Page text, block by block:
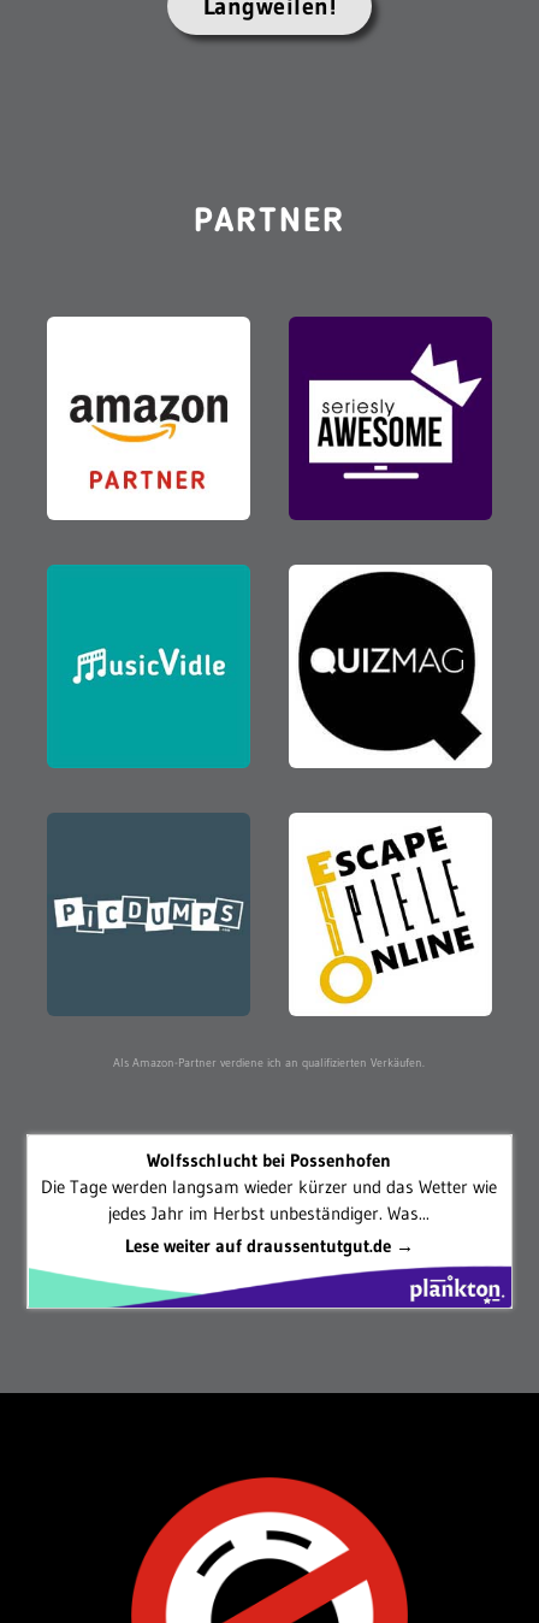
PARTNER
Als Amazon-Partner verdiene ich an qualifizierten Verkäufen.
Wolfsschlucht bei Possenhofen
Die Tage werden langsam wieder kürzer und das Wetter wie
jedes Jahr im Herbst unbeständiger. Was...
Lese weiter auf draussentutgut.de →